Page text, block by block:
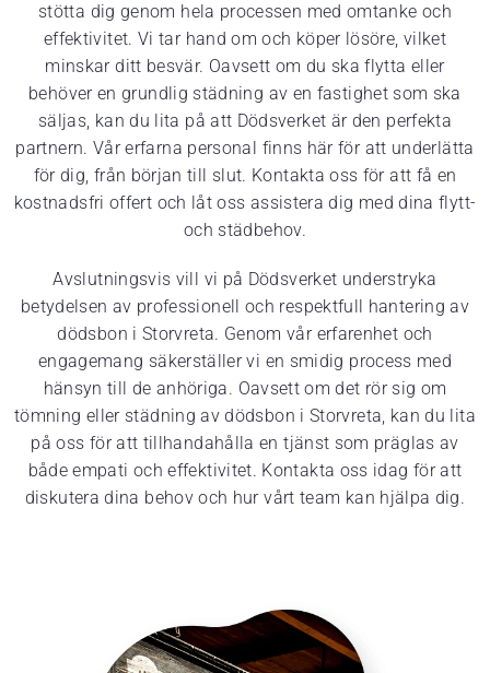
stötta dig genom hela processen med omtanke och
effektivitet. Vi tar hand om och köper lösöre, vilket
minskar ditt besvär. Oavsett om du ska flytta eller
behöver en grundlig städning av en fastighet som ska
säljas, kan du lita på att Dödsverket är den perfekta
partnern. Vår erfarna personal finns här för att underlätta
för dig, från början till slut. Kontakta oss för att få en
kostnadsfri offert och låt oss assistera dig med dina flytt-
och städbehov.
Avslutningsvis vill vi på Dödsverket understryka
betydelsen av professionell och respektfull hantering av
dödsbon i Storvreta. Genom vår erfarenhet och
engagemang säkerställer vi en smidig process med
hänsyn till de anhöriga. Oavsett om det rör sig om
tömning eller städning av dödsbon i Storvreta, kan du lita
på oss för att tillhandahålla en tjänst som präglas av
både empati och effektivitet. Kontakta oss idag för att
diskutera dina behov och hur vårt team kan hjälpa dig.